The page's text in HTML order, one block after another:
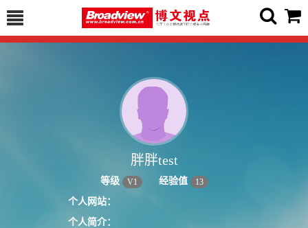
胖胖test
等级 V1 经验值 13
个人网站：
个人简介：